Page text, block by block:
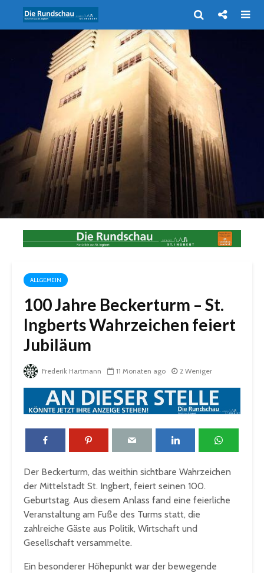
ALLGEMEIN
100 Jahre Beckerturm – St.
Ingberts Wahrzeichen feiert
Jubiläum
Frederik Hartmann 11 Monaten ago 2 Weniger
Der Beckerturm, das weithin sichtbare Wahrzeichen
der Mittelstadt St. Ingbert, feiert seinen 100.
Geburtstag. Aus diesem Anlass fand eine feierliche
Veranstaltung am Fuße des Turms statt, die
zahlreiche Gäste aus Politik, Wirtschaft und
Gesellschaft versammelte.
Ein besonderer Höhepunkt war der bewegende